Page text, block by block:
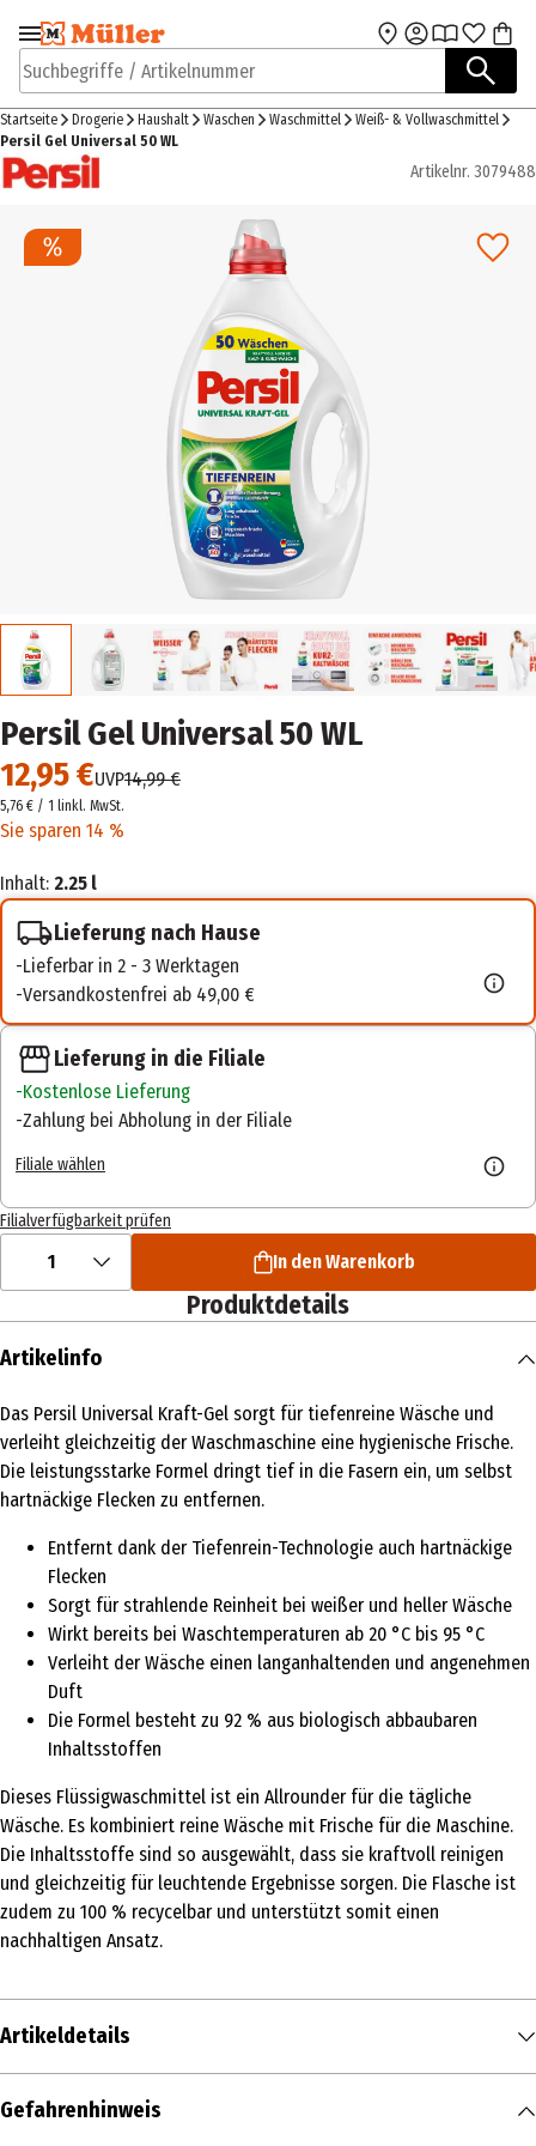
Zur Navigation
springen
Zum Hauptinhalt
Suchbegriffe / Artikelnummer
Startseite Drogerie Haushalt Waschen Waschmittel
Weiß- & Vollwaschmittel
Persil Gel Universal 50 WL
Artikelnr. 3079488
Persil Gel Universal 50 WL
12,95 €UVP14,99 €
5,76 € / 1 linkl. MwSt.
Sie sparen 14 %
Inhalt: 2.25 l
Lieferung nach Hause
Lieferbar in 2 - 3 Werktagen
Versandkostenfrei ab 49,00 €
Lieferung in die Filiale
Kostenlose Lieferung
Zahlung bei Abholung in der Filiale
Filiale wählen
Filialverfügbarkeit prüfen
1 In den Warenkorb
Produktdetails
Artikelinfo
Das Persil Universal Kraft-Gel sorgt für tiefenreine Wäsche und
verleiht gleichzeitig der Waschmaschine eine hygienische Frische.
Die leistungsstarke Formel dringt tief in die Fasern ein, um selbst
hartnäckige Flecken zu entfernen.
Entfernt dank der Tiefenrein-Technologie auch hartnäckige
Flecken
Sorgt für strahlende Reinheit bei weißer und heller Wäsche
Wirkt bereits bei Waschtemperaturen ab 20 °C bis 95 °C
Verleiht der Wäsche einen langanhaltenden und angenehmen
Duft
Die Formel besteht zu 92 % aus biologisch abbaubaren
Inhaltsstoffen
Dieses Flüssigwaschmittel ist ein Allrounder für die tägliche
Wäsche. Es kombiniert reine Wäsche mit Frische für die Maschine.
Die Inhaltsstoffe sind so ausgewählt, dass sie kraftvoll reinigen
und gleichzeitig für leuchtende Ergebnisse sorgen. Die Flasche ist
zudem zu 100 % recycelbar und unterstützt somit einen
nachhaltigen Ansatz.
Artikeldetails
Inhalt
Gefahrenhinweis